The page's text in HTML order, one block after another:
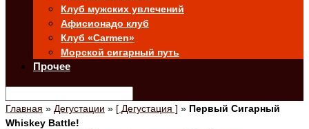
Клуб мужских увлечений
Афисионадо клуб
Клуб «Carmen»
Морской сигарный путь
Прочее
Главная » Дегустации » [ Дегустация ] » Первый Сигарный
Whiskey Battle!